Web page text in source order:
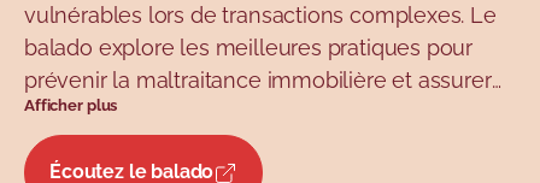
vulnérables lors de transactions complexes. Le
balado explore les meilleures pratiques pour
prévenir la maltraitance immobilière et assurer
un soutien essentiel pour les personnes âgées
ou en situation de vulnérabilité.
Afficher plus
Écoutez le balado